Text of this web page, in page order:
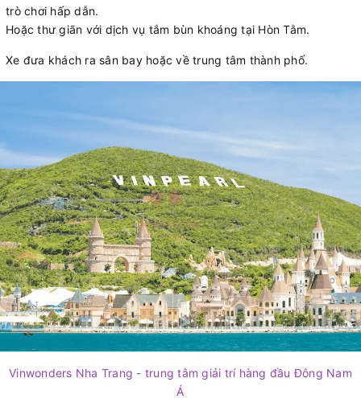
trò chơi hấp dẫn.
Hoặc thư giãn với dịch vụ tắm bùn khoáng tại Hòn Tằm.
Xe đưa khách ra sân bay hoặc về trung tâm thành phố.
Vinwonders Nha Trang - trung tâm giải trí hàng đầu Đông Nam
Á